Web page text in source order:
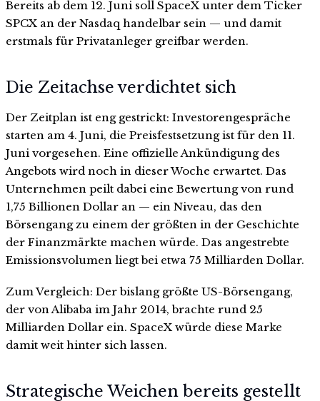
Bereits ab dem 12. Juni soll SpaceX unter dem Ticker
SPCX an der Nasdaq handelbar sein — und damit
erstmals für Privatanleger greifbar werden.
Die Zeitachse verdichtet sich
Der Zeitplan ist eng gestrickt: Investorengespräche
starten am 4. Juni, die Preisfestsetzung ist für den 11.
Juni vorgesehen. Eine offizielle Ankündigung des
Angebots wird noch in dieser Woche erwartet. Das
Unternehmen peilt dabei eine Bewertung von rund
1,75 Billionen Dollar an — ein Niveau, das den
Börsengang zu einem der größten in der Geschichte
der Finanzmärkte machen würde. Das angestrebte
Emissionsvolumen liegt bei etwa 75 Milliarden Dollar.
Zum Vergleich: Der bislang größte US-Börsengang,
der von Alibaba im Jahr 2014, brachte rund 25
Milliarden Dollar ein. SpaceX würde diese Marke
damit weit hinter sich lassen.
Strategische Weichen bereits gestellt